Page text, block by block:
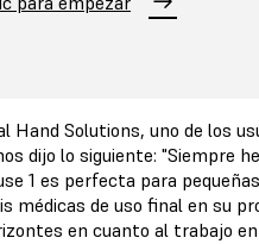
Solutions, uno de los
dijo lo siguiente: "Siempre
1 es perfecta para
de uso final en su
en cuanto al trabajo